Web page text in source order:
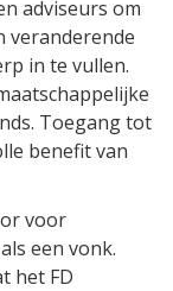
adviseurs om
veranderende
in te vullen.
Toegang tot
benefit van
voor
een vonk.
het FD